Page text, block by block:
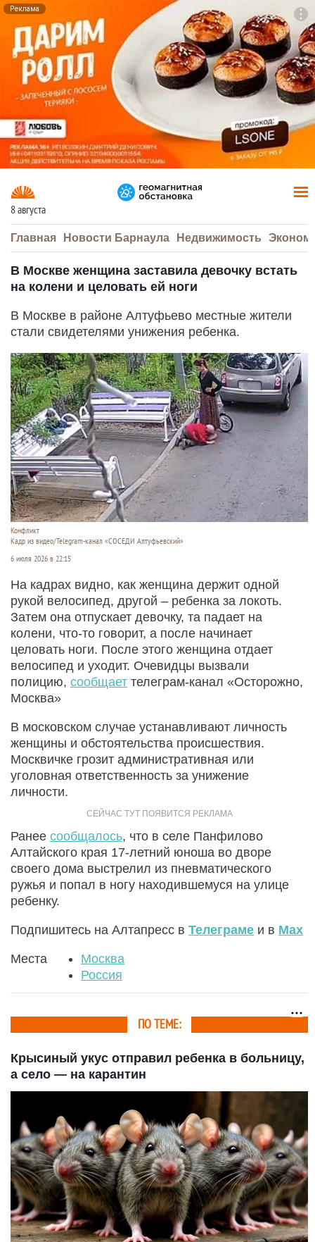
Реклама
8 августа
Главная Новости Барнаула Недвижимость
В Москве женщина заставила девочку встать
на колени и целовать ей ноги
В Москве в районе Алтуфьево местные жители
стали свидетелями унижения ребенка.
Конфликт
Кадр из видео/Telegram-канал «СОСЕДИ Алтуфьевский»
6 июля 2026 в 22:15
На кадрах видно, как женщина держит одной
рукой велосипед, другой – ребенка за локоть.
Затем она отпускает девочку, та падает на
колени, что-то говорит, а после начинает
целовать ноги. После этого женщина отдает
велосипед и уходит. Очевидцы вызвали
полицию, сообщает телеграм-канал «Осторожно,
Москва»
В московском случае устанавливают личность
женщины и обстоятельства происшествия.
Москвичке грозит административная или
уголовная ответственность за унижение
личности.
Ранее сообщалось, что в селе Панфилово
Алтайского края 17-летний юноша во дворе
своего дома выстрелил из пневматического
ружья и попал в ногу находившемуся на улице
ребенку.
Подпишитесь на Алтапресс в Телеграме и в Max
Места
Москва
Россия
ПО ТЕМЕ:
Крысиный укус отправил ребенка в больницу,
а село — на карантин